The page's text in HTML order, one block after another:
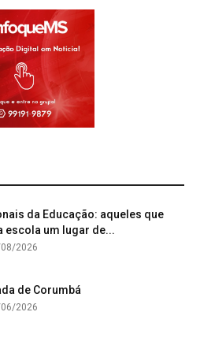
da Educação: aqueles que
escola um lugar de...
2026
de Corumbá
2026